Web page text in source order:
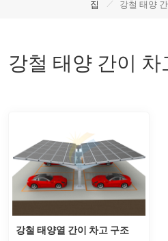
집 / 강철 태양
강철 태양 간이 차
강철 태양열 간이 차고 구조